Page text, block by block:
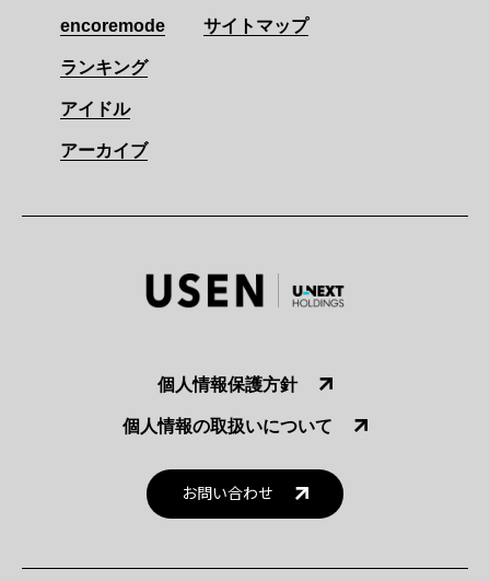
encoremode
ランキング
アイドル
アーカイブ
サイトマップ
個人情報保護方針
個人情報の取扱いについて
お問い合わせ